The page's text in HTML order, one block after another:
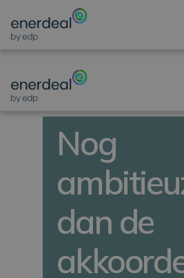
NIEUWSBERICHT
Nog
dan de